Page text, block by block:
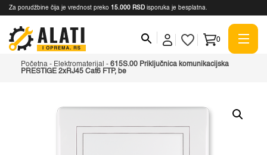
Za porudžbine čija je vrednost preko 15.000 RSD isporuka je besplatna.
0
Početna - Elektromaterijal - 615S.00 Priključnica komunikacijska
PRESTIGE 2xRJ45 Cat6 FTP, be